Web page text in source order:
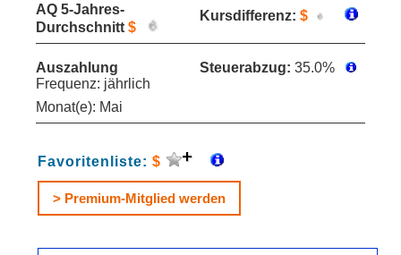
AQ 5-Jahres-
Durchschnitt $
Kursdifferenz: $
Auszahlung
Frequenz: jährlich
Monat(e): Mai
Steuerabzug: 35.0%
Favoritenliste: $
> Premium-Mitglied werden